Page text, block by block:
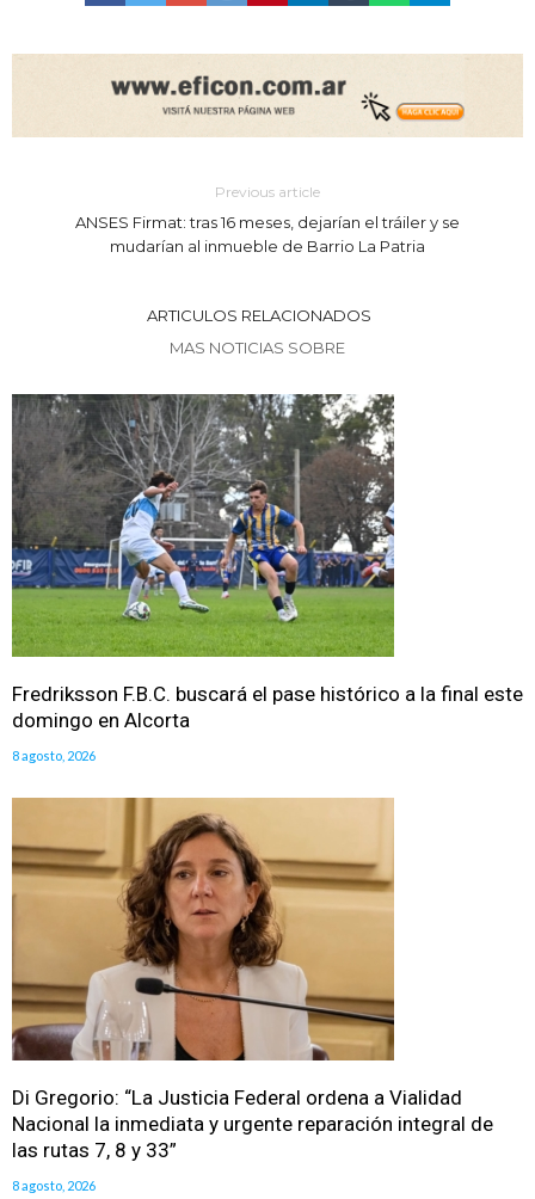
Previous article
ANSES Firmat: tras 16 meses, dejarían el tráiler y se
mudarían al inmueble de Barrio La Patria
ARTICULOS RELACIONADOS
MAS NOTICIAS SOBRE
Fredriksson F.B.C. buscará el pase histórico a la final este
domingo en Alcorta
8 agosto, 2026
Di Gregorio: “La Justicia Federal ordena a Vialidad
Nacional la inmediata y urgente reparación integral de
las rutas 7, 8 y 33”
8 agosto, 2026